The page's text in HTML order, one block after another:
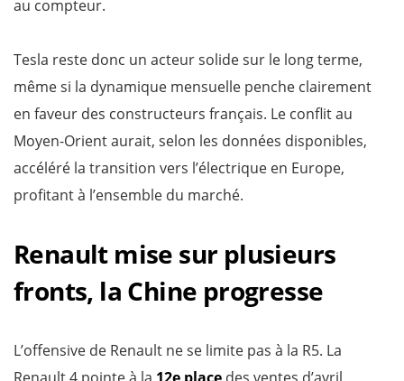
au compteur.
Tesla reste donc un acteur solide sur le long terme,
même si la dynamique mensuelle penche clairement
en faveur des constructeurs français. Le conflit au
Moyen-Orient aurait, selon les données disponibles,
accéléré la transition vers l’électrique en Europe,
profitant à l’ensemble du marché.
Renault mise sur plusieurs
fronts, la Chine progresse
L’offensive de Renault ne se limite pas à la R5. La